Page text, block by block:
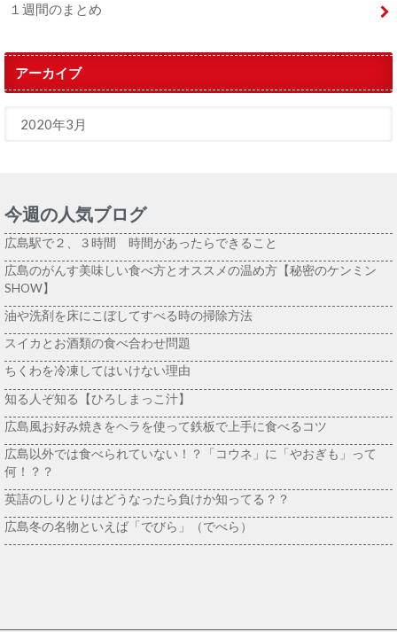
１週間のまとめ
アーカイブ
今週の人気ブログ
広島駅で２、３時間 時間があったらできること
広島のがんす美味しい食べ方とオススメの温め方【秘密のケンミン
SHOW】
油や洗剤を床にこぼしてすべる時の掃除方法
スイカとお酒類の食べ合わせ問題
ちくわを冷凍してはいけない理由
知る人ぞ知る【ひろしまっこ汁】
広島風お好み焼きをヘラを使って鉄板で上手に食べるコツ
広島以外では食べられていない！？「コウネ」に「やおぎも」って
何！？？
英語のしりとりはどうなったら負けか知ってる？？
広島冬の名物といえば「でびら」（でべら）